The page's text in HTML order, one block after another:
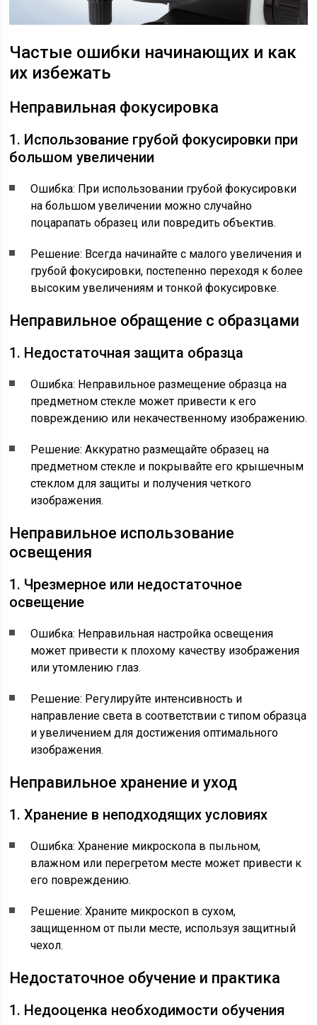
Частые ошибки начинающих и как
их избежать
Неправильная фокусировка
1. Использование грубой фокусировки при
большом увеличении
Ошибка: При использовании грубой фокусировки
на большом увеличении можно случайно
поцарапать образец или повредить объектив.
Решение: Всегда начинайте с малого увеличения и
грубой фокусировки, постепенно переходя к более
высоким увеличениям и тонкой фокусировке.
Неправильное обращение с образцами
1. Недостаточная защита образца
Ошибка: Неправильное размещение образца на
предметном стекле может привести к его
повреждению или некачественному изображению.
Решение: Аккуратно размещайте образец на
предметном стекле и покрывайте его крышечным
стеклом для защиты и получения четкого
изображения.
Неправильное использование
освещения
1. Чрезмерное или недостаточное
освещение
Ошибка: Неправильная настройка освещения
может привести к плохому качеству изображения
или утомлению глаз.
Решение: Регулируйте интенсивность и
направление света в соответствии с типом образца
и увеличением для достижения оптимального
изображения.
Неправильное хранение и уход
1. Хранение в неподходящих условиях
Ошибка: Хранение микроскопа в пыльном,
влажном или перегретом месте может привести к
его повреждению.
Решение: Храните микроскоп в сухом,
защищенном от пыли месте, используя защитный
чехол.
Недостаточное обучение и практика
1. Недооценка необходимости обучения